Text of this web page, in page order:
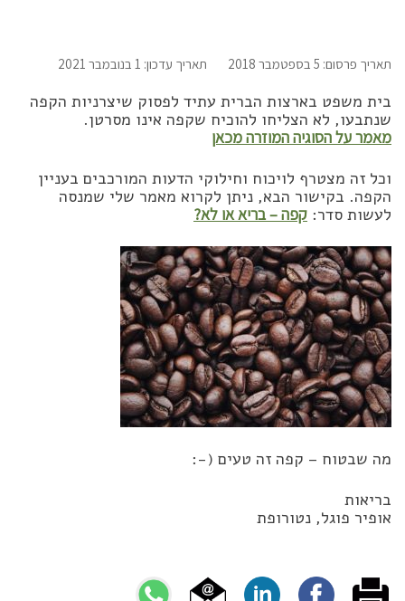
תאריך פרסום: 5 בספטמבר 2018 תאריך עדכון: 1 בנובמבר 2021
בית משפט בארצות הברית עתיד לפסוק שיצרניות הקפה
שנתבעו, לא הצליחו להוכיח שקפה אינו מסרטן.
מאמר על הסוגיה המוזרה מכאן
וכל זה מצטרף לויכוח וחילוקי הדעות המורכבים בעניין
הקפה. בקישור הבא, ניתן לקרוא מאמר שלי שמנסה
לעשות סדר: קפה – בריא או לא?
מה שבטוח – קפה זה טעים (-:
בריאות
אופיר פוגל, נטורופת